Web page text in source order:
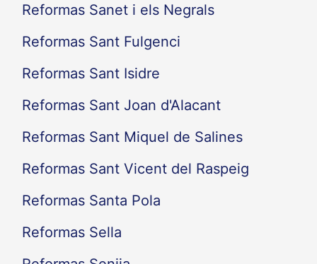
Reformas Sanet i els Negrals
Reformas Sant Fulgenci
Reformas Sant Isidre
Reformas Sant Joan d'Alacant
Reformas Sant Miquel de Salines
Reformas Sant Vicent del Raspeig
Reformas Santa Pola
Reformas Sella